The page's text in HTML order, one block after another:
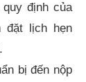
quy định của
đặt lịch hẹn
bị đến nộp